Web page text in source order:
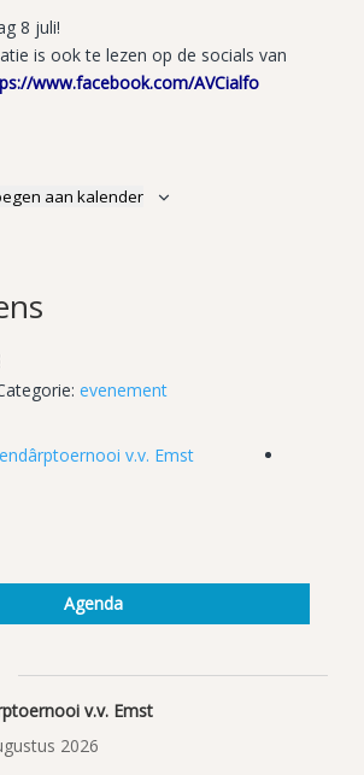
8 juli!
is ook te lezen op de socials van
www.facebook.com/AVCialfo
aan kalender
evenement
v.v. Emst
Agenda
v.v. Emst
2026